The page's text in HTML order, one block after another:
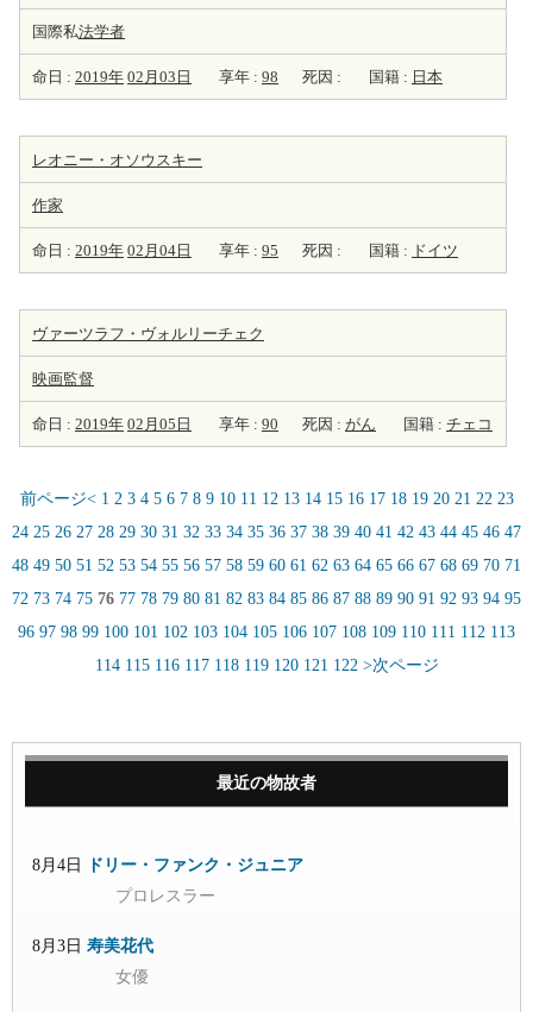
国際私法学者
命日 : 2019年 02月03日 享年 : 98 死因 : 国籍 : 日本
レオニー・オソウスキー
作家
命日 : 2019年 02月04日 享年 : 95 死因 : 国籍 : ドイツ
ヴァーツラフ・ヴォルリーチェク
映画監督
命日 : 2019年 02月05日 享年 : 90 死因 : がん 国籍 : チェコ
前ページ< 1 2 3 4 5 6 7 8 9 10 11 12 13 14 15 16 17 18 19 20 21 22 23
24 25 26 27 28 29 30 31 32 33 34 35 36 37 38 39 40 41 42 43 44 45 46 47
48 49 50 51 52 53 54 55 56 57 58 59 60 61 62 63 64 65 66 67 68 69 70 71
72 73 74 75 76 77 78 79 80 81 82 83 84 85 86 87 88 89 90 91 92 93 94 95
96 97 98 99 100 101 102 103 104 105 106 107 108 109 110 111 112 113
114 115 116 117 118 119 120 121 122 >次ページ
最近の物故者
8月4日
ドリー・ファンク・ジュニア
プロレスラー
8月3日 寿美花代
女優